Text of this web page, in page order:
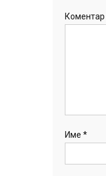
Коментар
Име *